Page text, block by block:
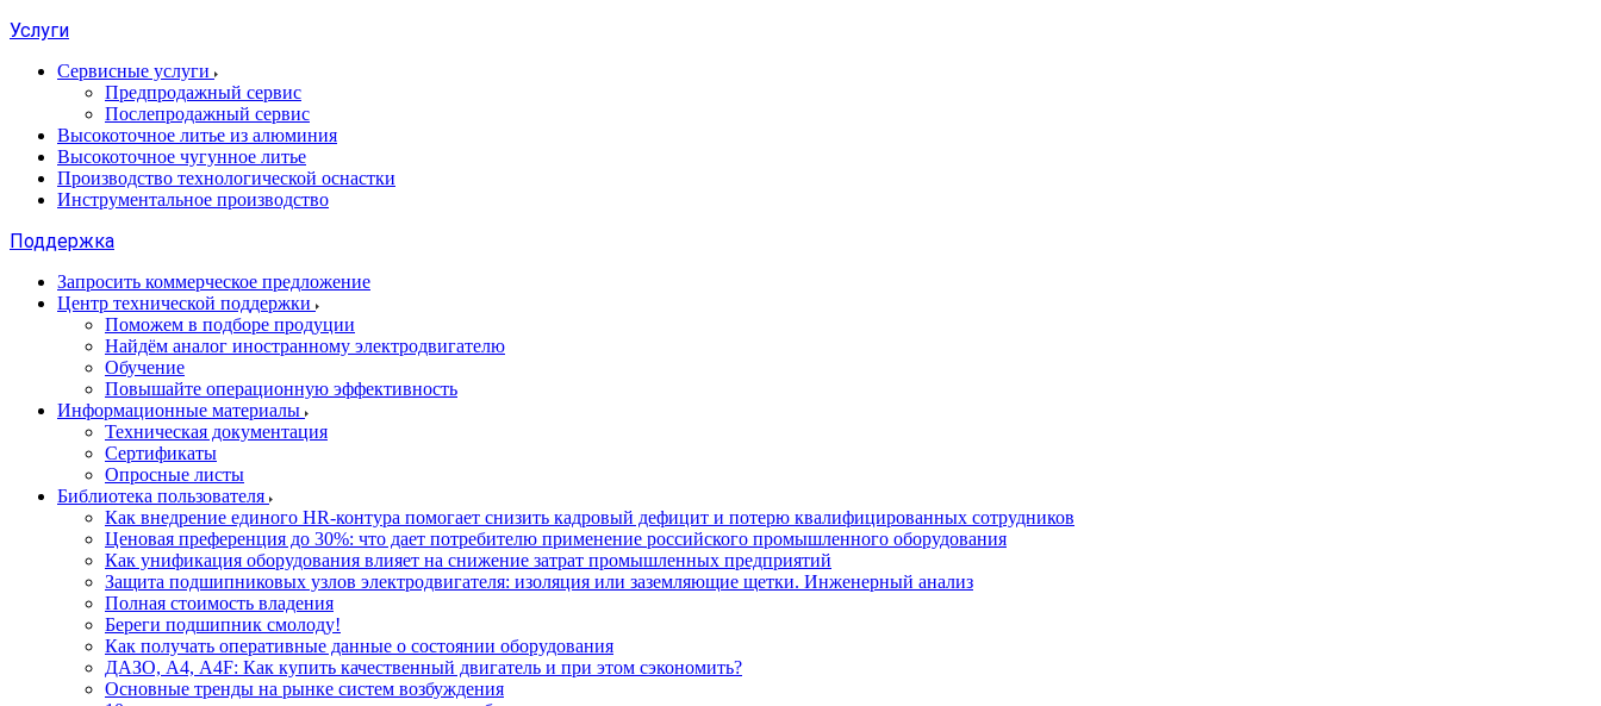
Услуги
Сервисные услуги
Предпродажный сервис
Послепродажный сервис
Высокоточное литье из алюминия
Высокоточное чугунное литье
Производство технологической оснастки
Инструментальное производство
Поддержка
Запросить коммерческое предложение
Центр технической поддержки
Поможем в подборе продуции
Найдём аналог иностранному электродвигателю
Обучение
Повышайте операционную эффективность
Информационные материалы
Техническая документация
Сертификаты
Опросные листы
Библиотека пользователя
Как внедрение единого HR-контура помогает снизить кадровый дефицит и потерю квалифицированных сотрудников
Ценовая преференция до 30%: что дает потребителю применение российского промышленного оборудования
Как унификация оборудования влияет на снижение затрат промышленных предприятий
Защита подшипниковых узлов электродвигателя: изоляция или заземляющие щетки. Инженерный анализ
Полная стоимость владения
Береги подшипник смолоду!
Как получать оперативные данные о состоянии оборудования
ДАЗО, А4, А4F: Как купить качественный двигатель и при этом сэкономить?
Основные тренды на рынке систем возбуждения